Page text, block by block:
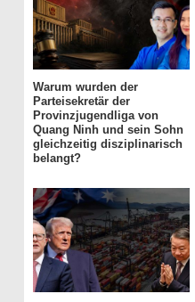
Warum wurden der
Parteisekretär der
Provinzjugendliga von
Quang Ninh und sein Sohn
gleichzeitig disziplinarisch
belangt?